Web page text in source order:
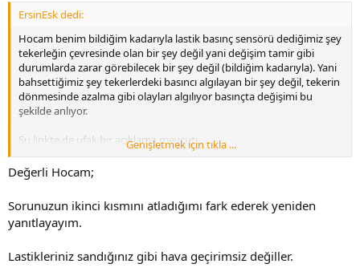
ErsinEsk dedi:
Hocam benim bildiğim kadarıyla lastik basınç sensörü dediğimiz şey
tekerleğin çevresinde olan bir şey değil yani değişim tamir gibi
durumlarda zarar görebilecek bir şey değil (bildiğim kadarıyla). Yani
bahsettiğimiz şey tekerlerdeki basıncı algılayan bir şey değil, tekerin
dönmesinde azalma gibi olayları algılıyor basınçta değişimi bu
şekilde anlıyor.
Şu linkte de ufak bir açıklama mevcut;
http://binekarac.vw.com.tr/volkswagen-sozluk.aspx?
ComponentID=16171
önce 29 dan 33 e yükseltmiştim, geçen gün acelem vardı sadece
birini kontrol etme şansım oldu tekrar 33 e bastım, 27 den başladı
Genişletmek için tıkla ...
Değerli Hocam;
Sorunuzun ikinci kısmını atladığımı fark ederek yeniden
yanıtlayayım.
Lastikleriniz sandığınız gibi hava geçirimsiz değiller.